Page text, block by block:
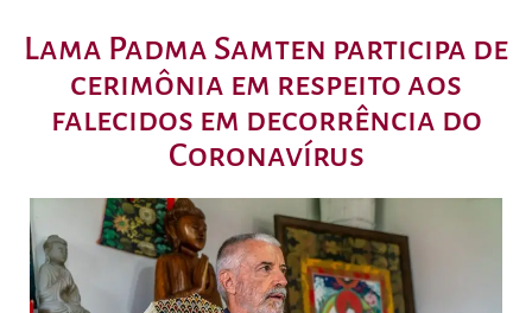
Lama Padma Samten participa de
cerimônia em respeito aos
falecidos em decorrência do
Coronavírus